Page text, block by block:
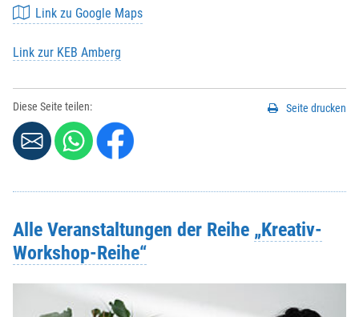
Link zu Google Maps
Link zur KEB Amberg
Diese Seite teilen: Seite drucken
Alle Veranstaltungen der Reihe „Kreativ-
Workshop-Reihe“